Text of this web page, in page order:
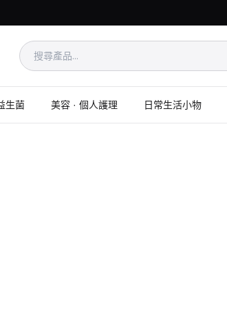
生菌 美容 · 個人護理 日常生活小物